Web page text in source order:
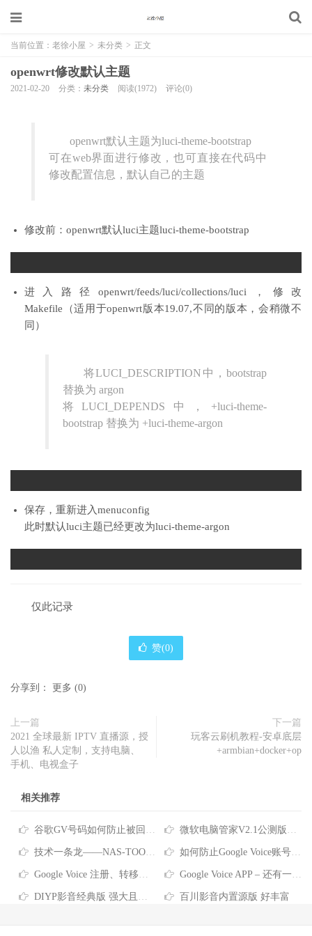
当前位置： 老徐小屋 > 未分类 > 正文
openwrt修改默认主题
2021-02-20 分类： 未分类 阅读(1972) 评论(0)
openwrt默认主题为luci-theme-bootstrap
可在web界面进行修改，也可直接在代码中
修改配置信息，默认自己的主题
修改前：openwrt默认luci主题luci-theme-bootstrap
进入路径openwrt/feeds/luci/collections/luci，修改
Makefile（适用于openwrt版本19.07,不同的版本，会稍微不
同）
将LUCI_DESCRIPTION中，bootstrap
替换为 argon
将LUCI_DEPENDS中，+luci-theme-
bootstrap 替换为 +luci-theme-argon
保存，重新进入menuconfig
此时默认luci主题已经更改为luci-theme-argon
仅此记录
赞(0)
分享到： 更多 (0)
上一篇
2021 全球最新 IPTV 直播源，授
人以渔 私人定制，支持电脑、
手机、电视盒子
下一篇
玩客云刷机教程-安卓底层
+armbian+docker+op
相关推荐
谷歌GV号码如何防止被回收？Google Voice号码回收政策及防回收的方法 微软电脑管家V2.1公测版正式发布分享
技术一条龙——NAS-TOOL影视搜索、下载、搜刮观看完全指南 如何防止Google Voice账号被回收？看这里~
Google Voice 注册、转移、使用教程 Google Voice APP – 还有一件事… 拨打电话前请验证您自己的电话号码 拨号要关联号码？这是没设置对哦
DIYP影音经典版 强大且良心的盒子直播 百川影音内置源版 好丰富